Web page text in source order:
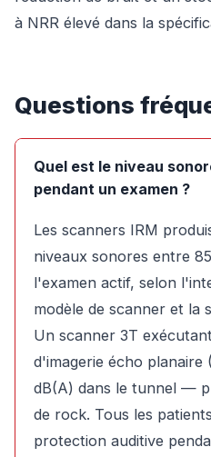
à NRR élevé dans la
Questions
Quel est le niveau
pendant un examen ?
Les scanners IRM
niveaux sonores entre
l'examen actif, selon
modèle de scanner et la
Un scanner 3T
d'imagerie écho planaire
dB(A) dans le tunnel —
de rock. Tous les
protection auditive